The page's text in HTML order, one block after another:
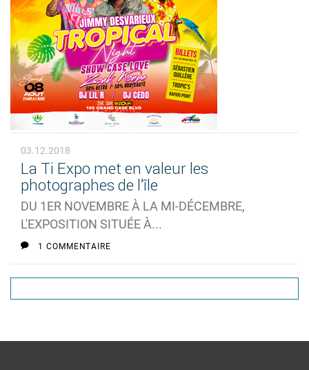
03.12.2018
La Ti Expo met en valeur les
photographes de l’île
DU 1ER NOVEMBRE À LA MI-DÉCEMBRE,
L'EXPOSITION SITUÉE À...
1 COMMENTAIRE